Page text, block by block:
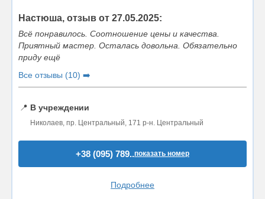
Настюша, отзыв от 27.05.2025:
Всё понравилось. Соотношение цены и качества.
Приятный мастер. Осталась довольна. Обязательно
приду ещё
Все отзывы (10) ➡️
📍 В учреждении
Николаев, пр. Центральный, 171 р-н. Центральный
+38 (095) 789..показать номер
Подробнее